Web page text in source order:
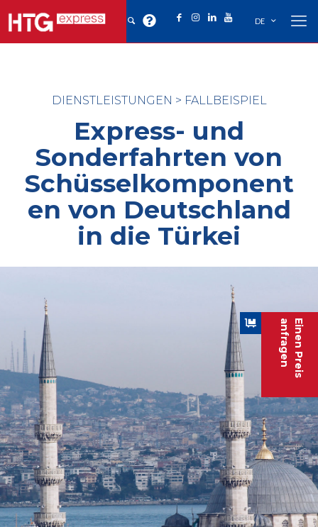
Einen Preis
anfragen
DE
DIENSTLEISTUNGEN > FALLBEISPIEL
Express- und
Sonderfahrten von
Schüsselkomponent
en von Deutschland
in die Türkei